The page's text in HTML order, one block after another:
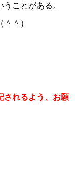
ことがある。
＾）
されるよう、お願